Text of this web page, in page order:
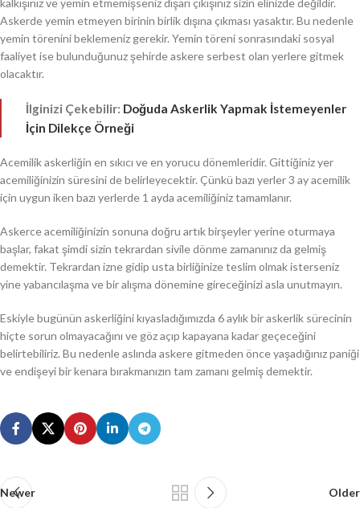
kalkışınız ve yemin etmemişseniz dışarı çıkışınız sizin elinizde değildir.
Askerde yemin etmeyen birinin birlik dışına çıkması yasaktır. Bu nedenle
yemin törenini beklemeniz gerekir. Yemin töreni sonrasındaki sosyal
faaliyet ise bulunduğunuz şehirde askere serbest olan yerlere gitmek
olacaktır.
İlginizi Çekebilir: Doğuda Askerlik Yapmak İstemeyenler
İçin Dilekçe Örneği
Acemilik askerliğin en sıkıcı ve en yorucu dönemleridir. Gittiğiniz yer
acemiliğinizin süresini de belirleyecektir. Çünkü bazı yerler 3 ay acemilik
için uygun iken bazı yerlerde 1 ayda acemiliğiniz tamamlanır.
Askerce acemiliğinizin sonuna doğru artık birşeyler yerine oturmaya
başlar, fakat şimdi sizin tekrardan sivile dönme zamanınız da gelmiş
demektir. Tekrardan izne gidip usta birliğinize teslim olmak isterseniz
yine yabancılaşma ve bir alışma dönemine gireceğinizi asla unutmayın.
Eskiyle bugünün askerliğini kıyasladığımızda 6 aylık bir askerlik sürecinin
hiçte sorun olmayacağını ve göz açıp kapayana kadar geçeceğini
belirtebiliriz. Bu nedenle aslında askere gitmeden önce yaşadığınız paniği
ve endişeyi bir kenara bırakmanızın tam zamanı gelmiş demektir.
Newer Older